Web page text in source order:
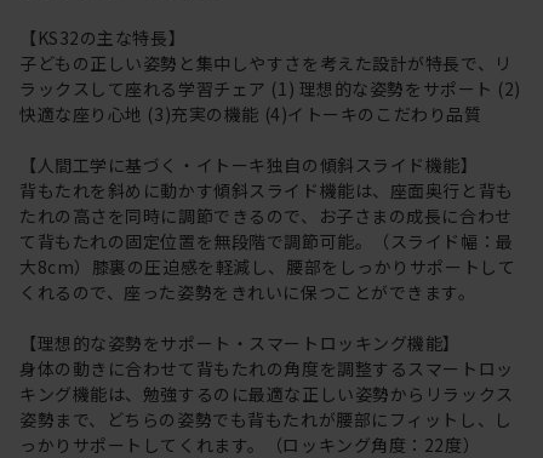
【KS32の主な特長】
子どもの正しい姿勢と集中しやすさを考えた設計が特長で、リ
ラックスして座れる学習チェア (1) 理想的な姿勢をサポート (2)
快適な座り心地 (3)充実の機能 (4)イトーキのこだわり品質
【人間工学に基づく・イトーキ独自の傾斜スライド機能】
背もたれを斜めに動かす傾斜スライド機能は、座面奥行と背も
たれの高さを同時に調節できるので、お子さまの成長に合わせ
て背もたれの固定位置を無段階で調節可能。（スライド幅：最
大8cm）膝裏の圧迫感を軽減し、腰部をしっかりサポートして
くれるので、座った姿勢をきれいに保つことができます。
【理想的な姿勢をサポート・スマートロッキング機能】
身体の動きに合わせて背もたれの角度を調整するスマートロッ
キング機能は、勉強するのに最適な正しい姿勢からリラックス
姿勢まで、どちらの姿勢でも背もたれが腰部にフィットし、し
っかりサポートしてくれます。（ロッキング角度：22度）